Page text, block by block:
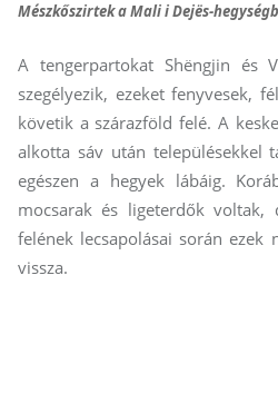
Mészkőszirtek a Mali i Dejës-
A tengerpartokat Shëngjin és
szegélyezik, ezeket fenyvesek,
követik a szárazföld felé. A
alkotta sáv után településekkel
egészen a hegyek lábáig.
mocsarak és ligeterdők voltak,
felének lecsapolásai során
vissza.